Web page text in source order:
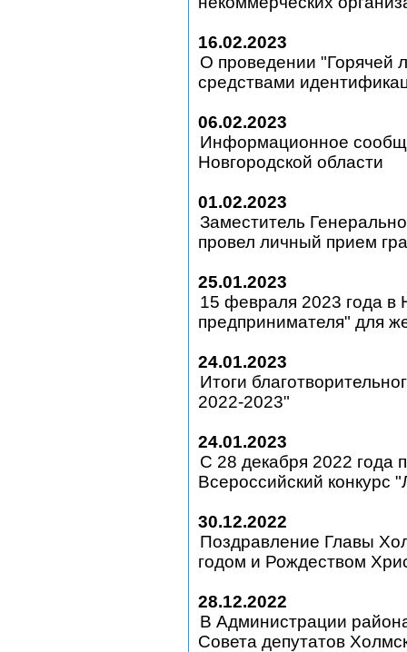
16.02.2023
О проведении "Горячей
средствами
06.02.2023
Информационное
Новгородской области
01.02.2023
Заместитель
провел личный прием
25.01.2023
15 февраля 2023 года в
предпринимателя" для
24.01.2023
Итоги
2022-2023"
24.01.2023
С 28 декабря 2022 года
Всероссийский конкурс
30.12.2022
Поздравление Главы
годом и Рождеством
28.12.2022
В Администрации
Совета депутатов